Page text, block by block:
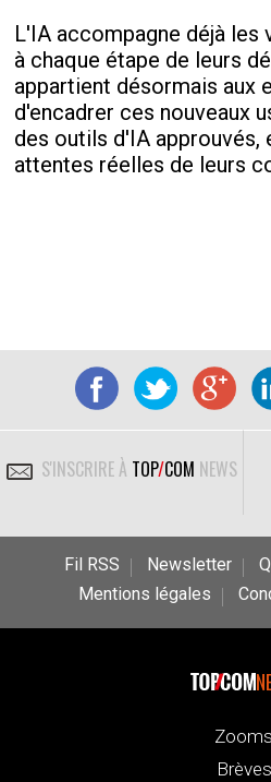
L'IA accompagne déjà les
à chaque étape de leurs
appartient désormais aux
d'encadrer ces nouveaux
des outils d'IA approuvés,
attentes réelles de leurs
S'INSCRIRE À TOP/COM NEWS
Fil RSS Newsletter
Mentions légales
Zooms
Brèves